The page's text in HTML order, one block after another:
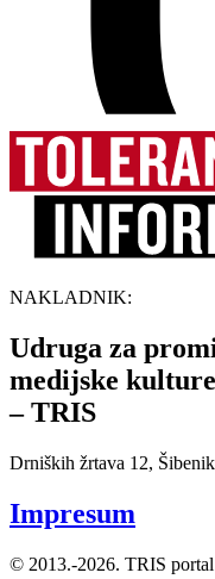
NAKLADNIK:
Udruga za
medijske
– TRIS
Drniških žrtava 12, Šibenik
Impresum
© 2013.-2026. TRIS